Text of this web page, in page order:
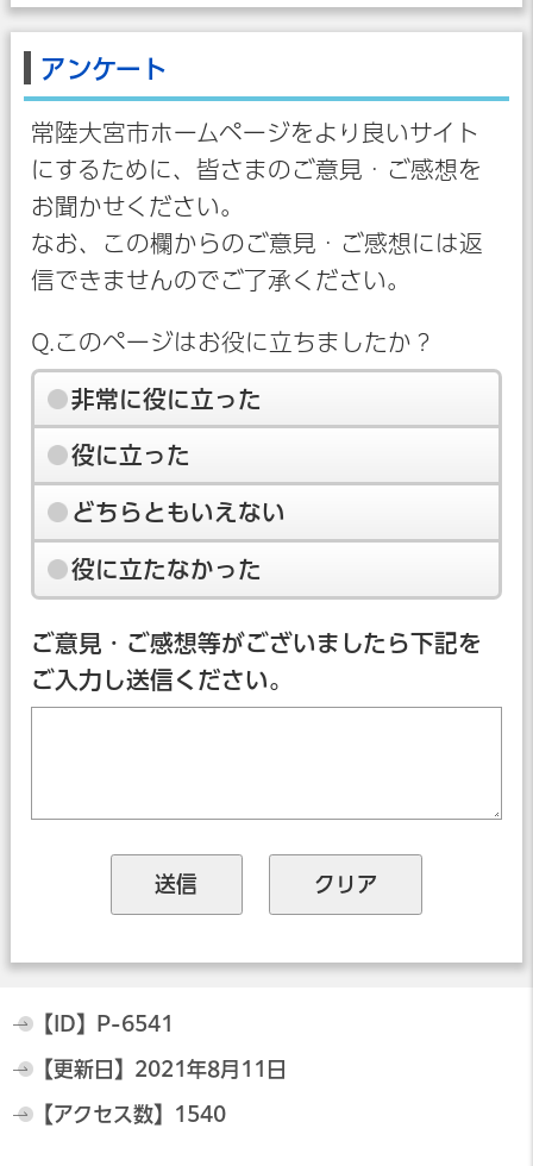
アンケート
常陸大宮市ホームページをより良いサイト
にするために、皆さまのご意見・ご感想を
お聞かせください。
なお、この欄からのご意見・ご感想には返
信できませんのでご了承ください。
Q.このページはお役に立ちましたか？
非常に役に立った
役に立った
どちらともいえない
役に立たなかった
ご意見・ご感想等がございましたら下記を
ご入力し送信ください。
【ID】 P-6541
【更新日】 2021年8月11日
【アクセス数】 1540